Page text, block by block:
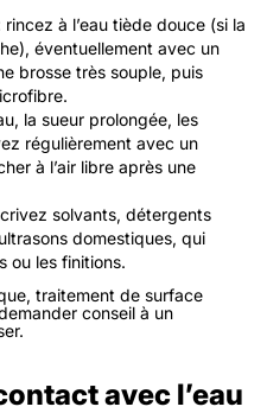
rincez à l’eau tiède douce (si la
éventuellement avec un
brosse très souple, puis
la sueur prolongée, les
régulièrement avec un
à l’air libre après une
solvants, détergents
domestiques, qui
ou les finitions.
traitement de surface
conseil à un
avec l’eau